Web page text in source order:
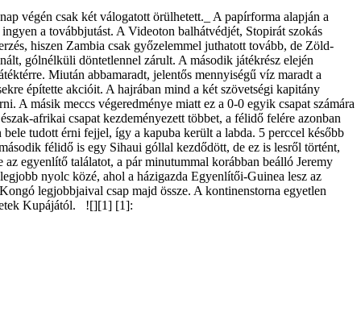
végén csak két válogatott örülhetett._ A papírforma alapján a
a továbbjutást. A Videoton balhátvédjét, Stopirát szokás
hiszen Zambia csak győzelemmel juthatott tovább, de Zöld-
gólnélküli döntetlennel zárult. A második játékrész elején
Miután abbamaradt, jelentős mennyiségű víz maradt a
építette akcióit. A hajrában mind a két szövetségi kapitány
A másik meccs végeredménye miatt ez a 0-0 egyik csapat számára
afrikai csapat kezdeményezett többet, a félidő felére azonban
tudott érni fejjel, így a kapuba került a labda. 5 perccel később
félidő is egy Sihaui góllal kezdődött, de ez is lesről történt,
egyenlítő találatot, a pár minutummal korábban beálló Jeremy
nyolc közé, ahol a házigazda Egyenlítői-Guinea lesz az
legjobbjaival csap majd össze. A kontinenstorna egyetlen
Kupájától. ![][1] [1]: